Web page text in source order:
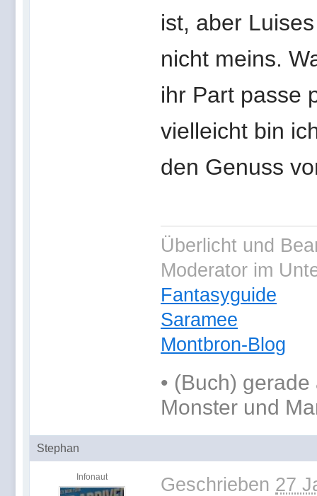
ist, aber
nicht meins.
ihr Part passe
vielleicht bin
den Genuss
Überlicht und
Moderator im
Fantasyguide
Saramee
Montbron-Blog
• (Buch) gerade
Monster und
Stephan
Infonaut Geschrieben 27